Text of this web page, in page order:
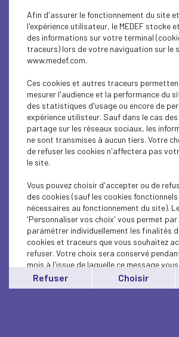
ECONOMY
ECONOMY
ECONOMY
ECONOMY
ECONOMY
L’association des ingénieurs et
de France et le...
Afin d'assurer le fonctionnement du site
l'expérience utilisateur, le MEDEF stocke
des informations sur votre terminal
traceurs) lors de votre naviguation sur le
www.medef.com.
Ces cookies et autres traceurs
mesurer l'audience et la performance du
des statistiques d'usage ou encore de
expérience utilisteur. Sauf dans le cas
partage sur les réseaux sociaux, les
ne sont transmises à aucun tiers. Votre
de refuser les cookies n'affectera pas
le site.
Vous pouvez choisir d'accepter ou de
des cookies (sauf les cookies
nécessaires au fonctionnement du site).
'Personnaliser vos choix' vous permet par
paramétrer individuellement les finalités
cookies et traceurs que vous souhaitez
refuser. Votre choix sera conservé
mois à l'issue de laquelle ce message
affiché..
Vous pouvez modifier votre choix à tout
Refuser Choisir